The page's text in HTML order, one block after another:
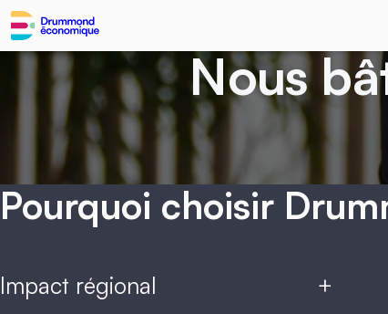
Nous
Pourquoi choisir
Impact régional +